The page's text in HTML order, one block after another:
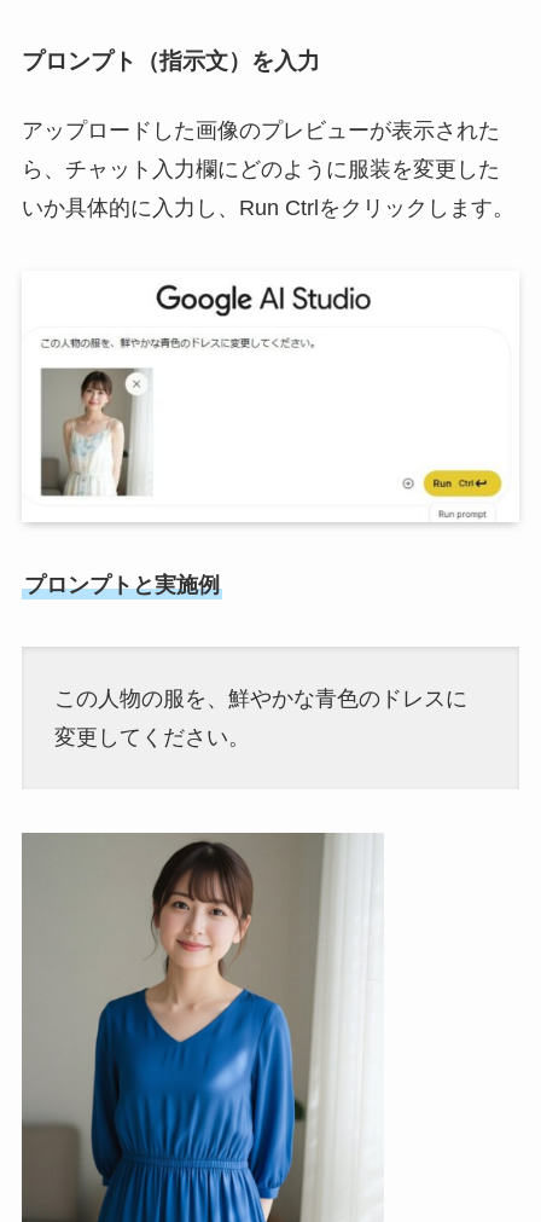
プロンプト（指示文）を入力
アップロードした画像のプレビューが表示された
ら、チャット入力欄にどのように服装を変更した
いか具体的に入力し、Run Ctrlをクリックします。
プロンプトと実施例
この人物の服を、鮮やかな青色のドレスに
変更してください。